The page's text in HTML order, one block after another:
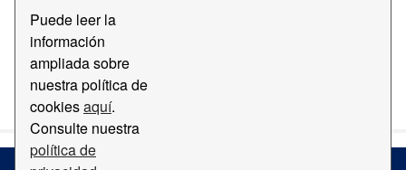
Puede leer la
información
ampliada sobre
nuestra política de
cookiesaquí.
Consulte nuestra
política de
API(verAPI Docs ).